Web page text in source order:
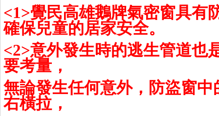
<1>覺民高雄鵝牌氣密窗具有
確保兒童的居家安全。
<2>意外發生時的逃生管道也
要考量，
無論發生任何意外，防盜窗
右橫拉，